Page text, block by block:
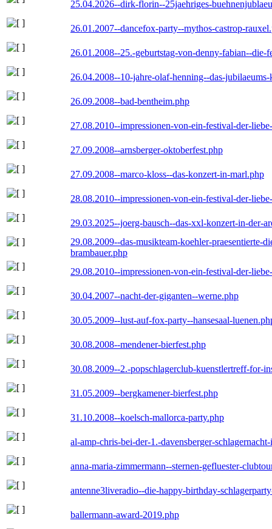
25.04.2026--dirk-florin--25jaehriges-
26.01.2007--dancefox-party--mythos-castrop-
26.01.2008--25.-geburtstag-von-denny-fabian--die-
26.04.2008--10-jahre-olaf-henning--das-
26.09.2008--bad-bentheim.php
27.08.2010--impressionen-von-ein-festival-der-
27.09.2008--arnsberger-oktoberfest.php
27.09.2008--marco-kloss--das-konzert-in-marl.php
28.08.2010--impressionen-von-ein-festival-der-
29.03.2025--joerg-bausch--das-xxl-konzert-in-der-
29.08.2009--das-musikteam-koehler-praesentierte-
brambauer.php
29.08.2010--impressionen-von-ein-festival-der-
30.04.2007--nacht-der-giganten--werne.php
30.05.2009--lust-auf-fox-party--hansesaal-
30.08.2008--mendener-bierfest.php
30.08.2009--2.-popschlagerclub-kuenstlertreff-for-
31.05.2009--bergkamener-bierfest.php
31.10.2008--koelsch-mallorca-party.php
al-amp-chris-bei-der-1.-davensberger-
anna-maria-zimmermann--sternen-gefluester-
antenne3liveradio--die-happy-birthday-
ballermann-award-2019.php